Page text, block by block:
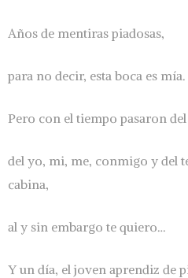
Años de mentiras piadosas,
para no decir, esta boca es mía.
Pero con el tiempo pasaron
del yo, mi, me, conmigo y del
cabina,
al y sin embargo te quiero…
Y un día, el joven aprendiz de